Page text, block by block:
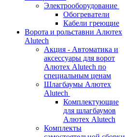
Электрооборудование
Обогреватели
Кабели греющие
Ворота и рольставни Алютех
Alutech
Акция - Автоматика и
аксессуары для ворот
Алютех Alutech по
специальным ценам
Шлагбаумы Алютех
Alutech
Комплектующие
для шлагбаумов
Алютех Alutech
Комплекты